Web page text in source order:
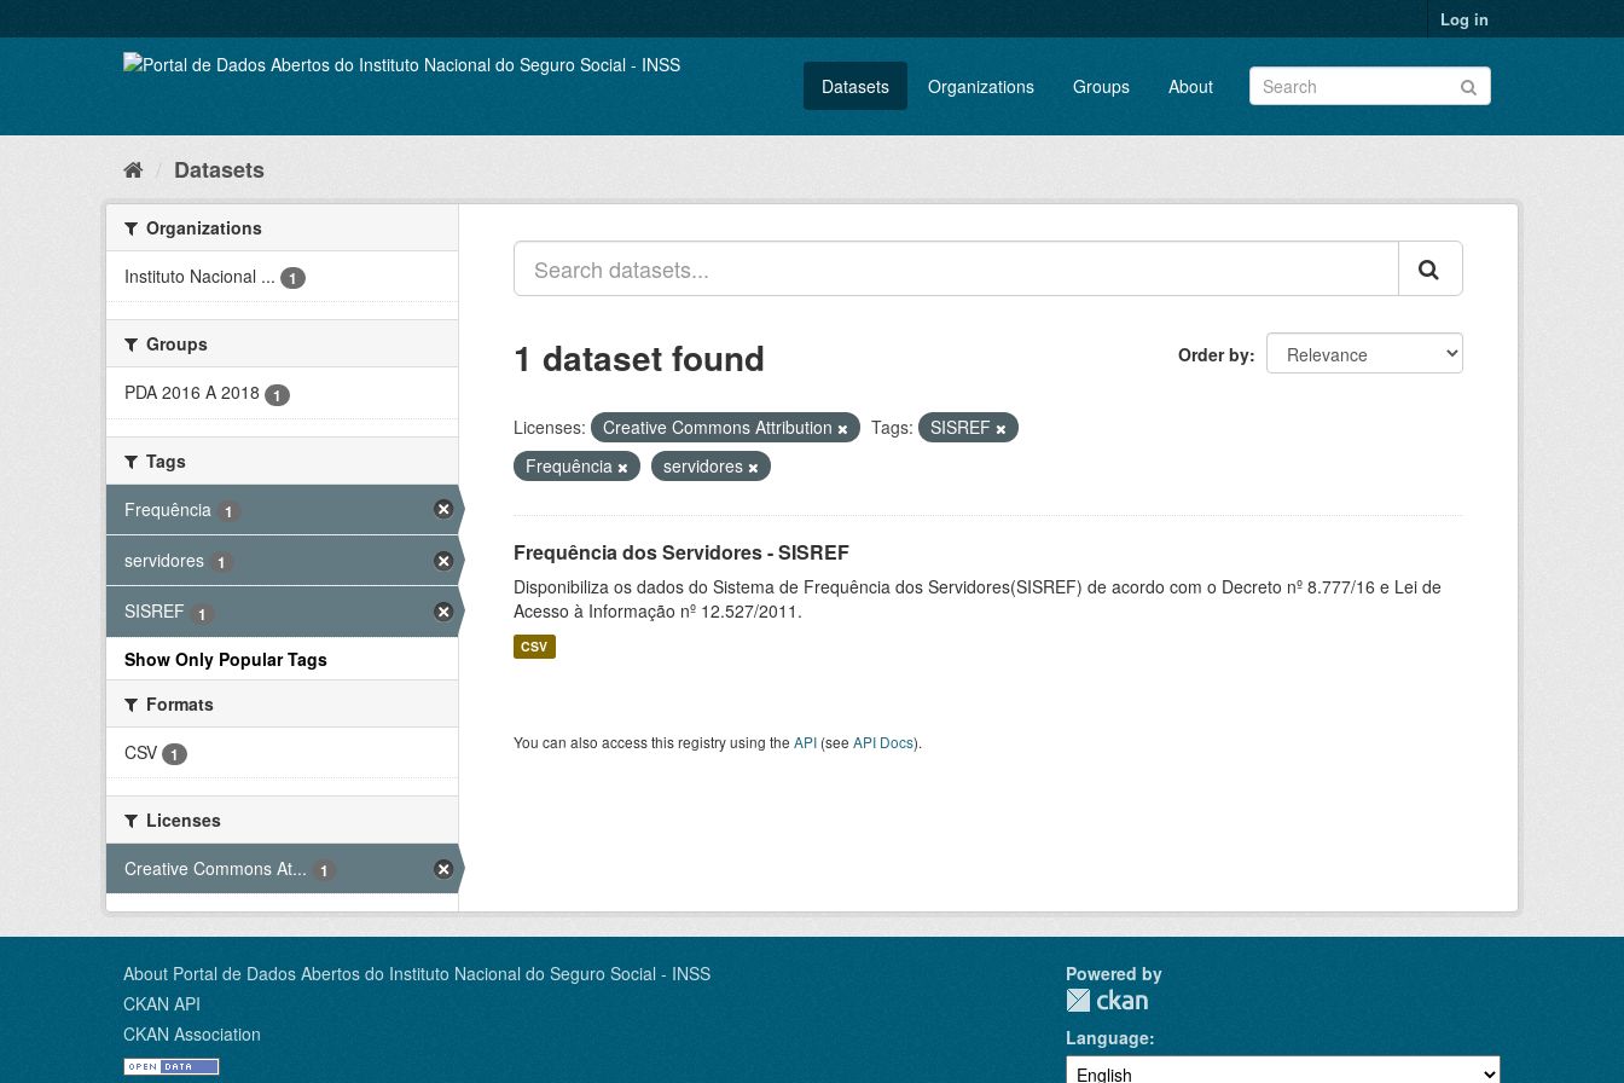
to
Log in
Datasets Organizations Groups About
Datasets
Organizations
Instituto Nacional ...
1
Groups
PDA 2016 A 2018
1
Tags
Frequência
1
servidores 1
SISREF 1
Show Only Popular Tags
Formats
CSV
1
Licenses
Creative Commons At...
1
Order by
1 dataset found
Licenses: Creative Commons Attribution Tags:
SISREF
Frequência
servidores
Frequência dos Servidores - SISREF
Disponibiliza os dados do Sistema de Frequência dos Servidores(SISREF) de acordo com o Decreto nº 8.777/16 e Lei de
Acesso à Informação nº 12.527/2011.
CSV
You can also access this registry using the API (see API Docs).
About Portal de Dados Abertos do Instituto Nacional do Seguro Social - INSS
CKAN API
CKAN Association
Powered by
Language